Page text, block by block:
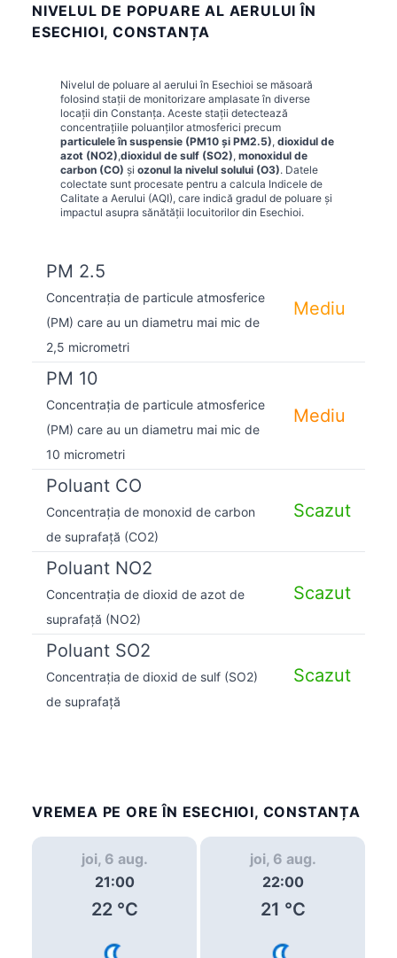
NIVELUL DE POPUARE AL AERULUI ÎN
ESECHIOI, CONSTANȚA
Nivelul de poluare al aerului în Esechioi se măsoară
folosind stații de monitorizare amplasate în diverse
locații din Constanța. Aceste stații detectează
concentrațiile poluanților atmosferici precum
particulele în suspensie (PM10 și PM2.5), dioxidul de
azot (NO2),dioxidul de sulf (SO2), monoxidul de
carbon (CO) și ozonul la nivelul solului (O3). Datele
colectate sunt procesate pentru a calcula Indicele de
Calitate a Aerului (AQI), care indică gradul de poluare și
impactul asupra sănătății locuitorilor din Esechioi.
PM 2.5
Concentrația de particule atmosferice
(PM) care au un diametru mai mic de
2,5 micrometri
Mediu
PM 10
Concentrația de particule atmosferice
(PM) care au un diametru mai mic de
10 micrometri
Mediu
Poluant CO
Concentrația de monoxid de carbon
de suprafață (CO2)
Scazut
Poluant NO2
Concentrația de dioxid de azot de
suprafață (NO2)
Scazut
Poluant SO2
Concentrația de dioxid de sulf (SO2)
de suprafață
Scazut
VREMEA PE ORE ÎN ESECHIOI, CONSTANȚA
joi, 6 aug.
21:00
22°C
joi, 6 aug.
22:00
21 °C